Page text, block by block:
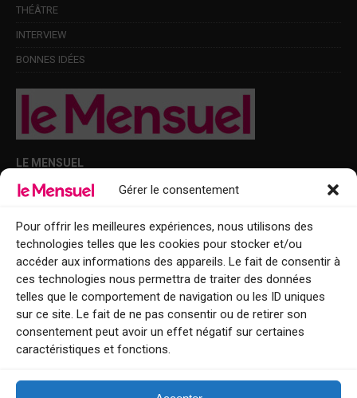
Gérer le consentement
Pour offrir les meilleures expériences, nous utilisons des
technologies telles que les cookies pour stocker et/ou
accéder aux informations des appareils. Le fait de consentir à
ces technologies nous permettra de traiter des données
telles que le comportement de navigation ou les ID uniques
sur ce site. Le fait de ne pas consentir ou de retirer son
consentement peut avoir un effet négatif sur certaines
caractéristiques et fonctions.
THÉÂTRE
INTERVIEW
BONNES IDÉES
LE MENSUEL
Points de diffusion Var et Alpes-Maritimes : oû trouver Le Mensuel ?
Le Mensuel en PDF : consultez le magazine en ligne
Qui sommes-nous ?
BFM Top Sorties
EVENT
Tourisme week-end : envie de vous évader le temps d’un week-end ou
Explorez nos bonnes adresses